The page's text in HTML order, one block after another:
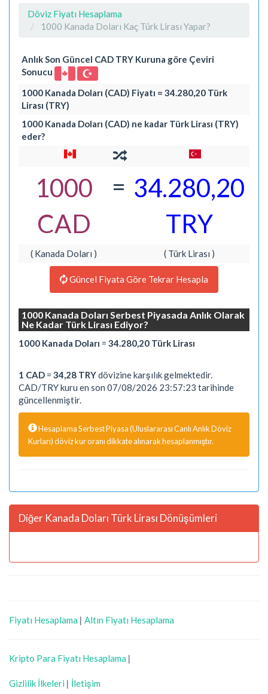
Döviz Fiyatı Hesaplama
1000 Kanada Doları Kaç Türk Lirası Yapar?
Anlık Son Güncel CAD TRY Kuruna göre Çeviri
Sonucu
1000 Kanada Doları (CAD) Fiyatı = 34.280,20 Türk
Lirası (TRY)
1000 Kanada Doları (CAD) ne kadar Türk Lirası (TRY)
eder?
1000
CAD
= 34.280,20
TRY
( Kanada Doları ) ( Türk Lirası )
Güncel Fiyata Göre Tekrar Hesapla
1000 Kanada Doları Serbest Piyasada Anlık Olarak
Ne Kadar Türk Lirası Ediyor?
1000 Kanada Doları = 34.280,20 Türk Lirası
1 CAD = 34,28 TRYdövizine karşılık gelmektedir.
CAD/TRY kuru en son 07/08/2026 23:57:23 tarihinde
güncellenmiştir.
Hesaplama Serbest Piyasa (Uluslararası Canlı Anlık Döviz
Kurları) döviz kur oranı dikkate alınarak hesaplanmıştır.
Diğer Kanada Doları Türk Lirası Dönüşümleri
Fiyatı Hesaplama | Altın Fiyatı Hesaplama
Kripto Para Fiyatı Hesaplama |
Gizlilik İlkeleri | İletişim